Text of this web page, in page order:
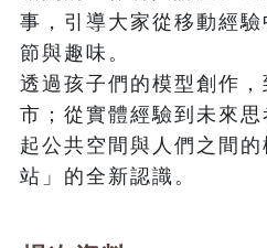
事，引導大家從移動經
節與趣味。
透過孩子們的模型創作
市；從實體經驗到未來
起公共空間與人們之間